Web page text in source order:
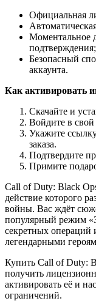
Официальная
Моментальное
подтверждения;
Безопасный
аккаунта.
Как активировать
Скачайте и
Войдите в свой
Укажите
заказа.
Подтвердите
Примите
Call of Duty: Black
действие которого
войны. Вас ждёт
популярный режим
секретных операций
легендарными
Купить Call of Duty:
получить
активировать её и
ограничений.